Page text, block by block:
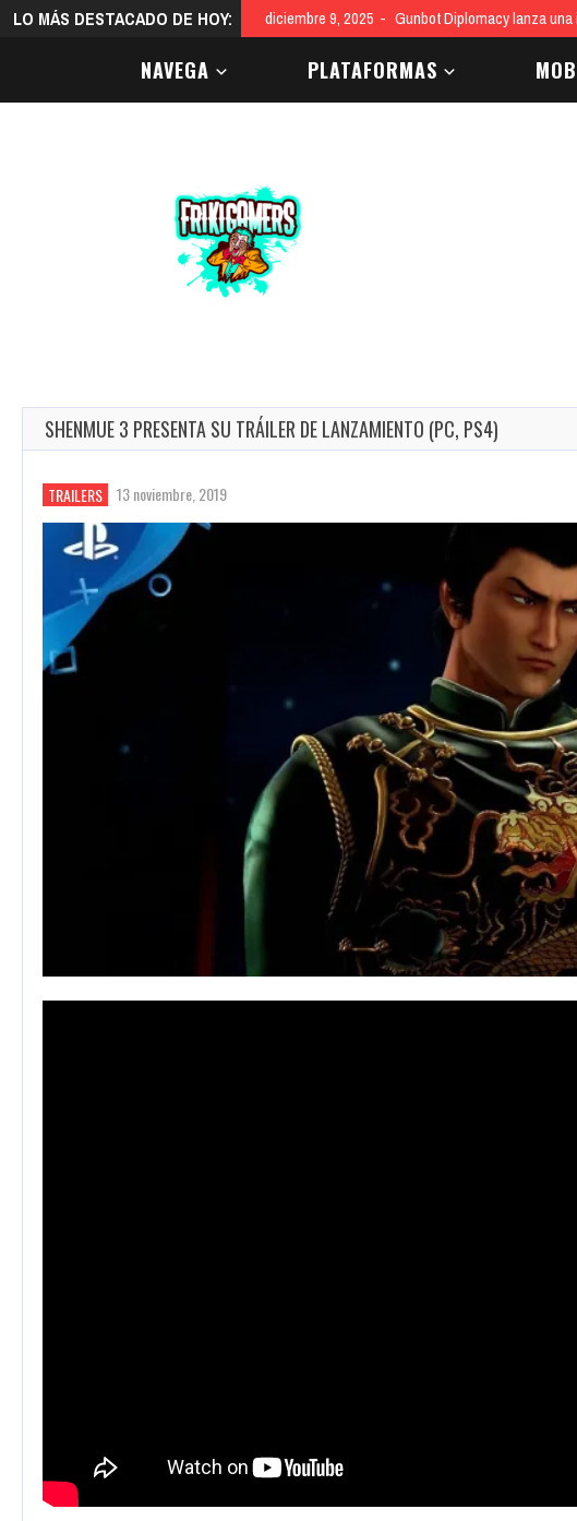
LO MÁS DESTACADO DE HOY: diciembre 2, 2025 Two Point Museum:
NAVEGA PLATAFORMAS
SHENMUE 3 PRESENTA SU TRÁILER DE LANZAMIENTO (PC, PS4)
TRAILERS 13 noviembre, 2019